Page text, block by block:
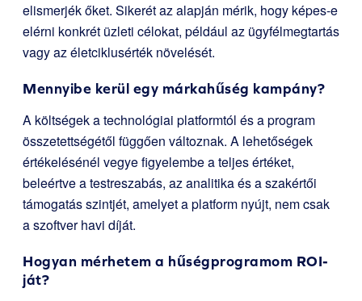
elismerjék őket. Sikerét az alapján mérik, hogy képes-e
elérni konkrét üzleti célokat, például az ügyfélmegtartás
vagy az életciklusérték növelését.
Mennyibe kerül egy márkahűség kampány?
A költségek a technológiai platformtól és a program
összetettségétől függően változnak. A lehetőségek
értékelésénél vegye figyelembe a teljes értéket,
beleértve a testreszabás, az analitika és a szakértői
támogatás szintjét, amelyet a platform nyújt, nem csak
a szoftver havi díját.
Hogyan mérhetem a hűségprogramom ROI-
ját?